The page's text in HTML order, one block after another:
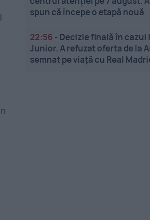
spun că începe o etapă nouă
22:56 - Decizie finală în
Junior. A refuzat oferta de la
semnat pe viață cu Real